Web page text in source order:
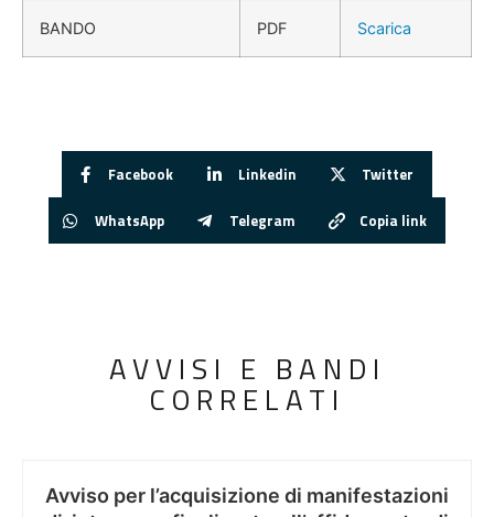
BANDO PDF Scarica
Facebook Linkedin Twitter
WhatsApp Telegram Copia link
AVVISI E BANDI
CORRELATI
Avviso per l’acquisizione di manifestazioni